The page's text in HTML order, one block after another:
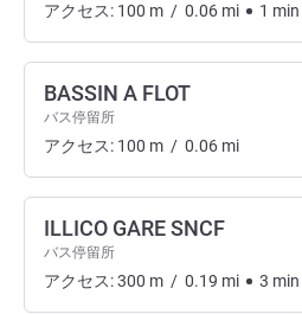
アクセス: 100 m / 0.06 mi 1 min
BASSIN A FLOT
バス停留所
アクセス: 100 m / 0.06 mi
ILLICO GARE SNCF
バス停留所
アクセス:300 m / 0.19 mi 3 min